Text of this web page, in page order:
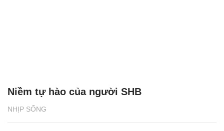
NHỊP SỐNG
Niềm tự hào của người SHB